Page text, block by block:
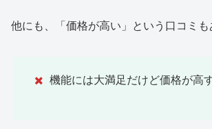
他にも、「価格が高い」という口コミも
機能には大満足だけど価格が高